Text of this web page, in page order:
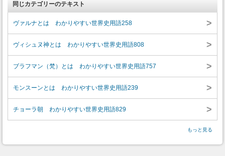
同じカテゴリーのテキスト
ヴァルナとは わかりやすい世界史用語258 >
ヴィシュヌ神とは わかりやすい世界史用語808 >
ブラフマン（梵）とは わかりやすい世界史用語757 >
モンスーンとは わかりやすい世界史用語239 >
チョーラ朝 わかりやすい世界史用語829 >
もっと見る